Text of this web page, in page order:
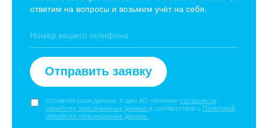
ответим на вопросы и возьмем учёт на себя.
Отправить заявку
Оставляя свои данные, я даю АО «Кнопка» согласие на
обработку персональных данных в соответствии с Политикой
обработки персональных данных